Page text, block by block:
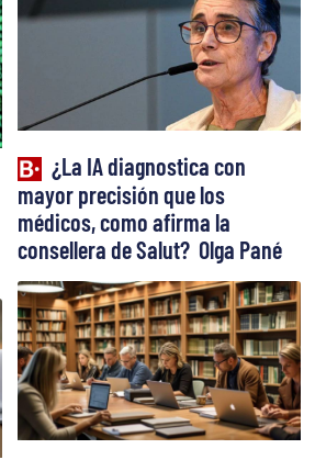
¿La IA diagnostica con
mayor precisión que los
médicos, como afirma la
consellera de Salut? Olga Pané